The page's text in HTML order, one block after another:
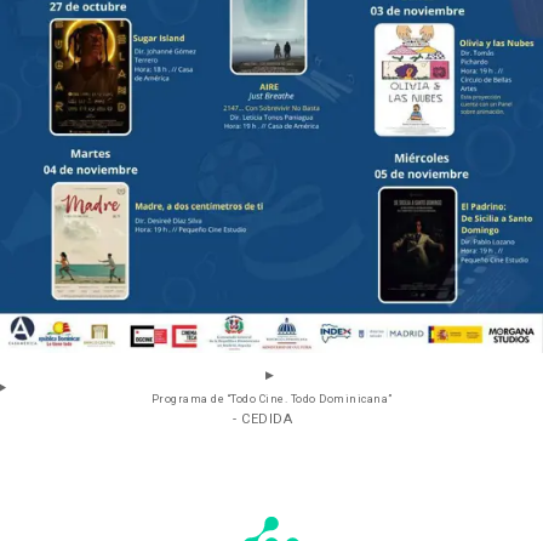
Programa de “Todo Cine. Todo Dominicana”
- CEDIDA